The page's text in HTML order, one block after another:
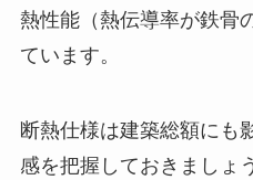
熱性能（熱伝導率が鉄骨
ています。
断熱仕様は建築総額にも
感を把握しておきましょ